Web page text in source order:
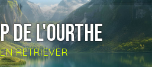
DE L'OURTHE
RETRIEVER